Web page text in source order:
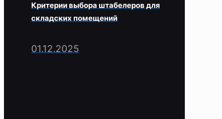
Критерии выбора штабелеров для
складских помещений
01.12.2025